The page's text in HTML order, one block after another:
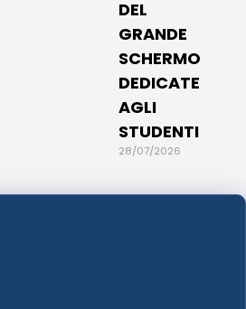
DEL
GRANDE
SCHERMO
DEDICATE
AGLI
STUDENTI
28/07/2026